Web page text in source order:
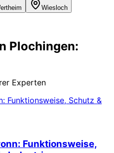
Wiesloch
Plochingen:
Experten
Funktionsweise,